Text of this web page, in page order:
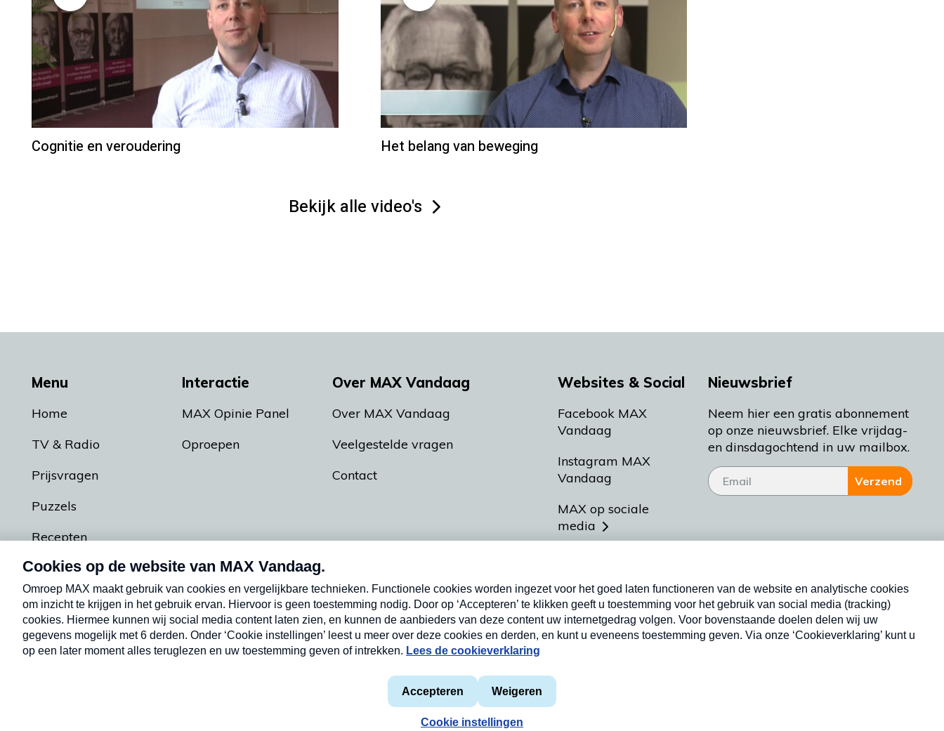
Cognitie en veroudering Het belang van beweging
Bekijk alle video's
Menu
Home
TV & Radio
Prijsvragen
Puzzels
Recepten
Podcasts
Interactie
MAX Opinie Panel
Oproepen
Over MAX Vandaag
Over MAX Vandaag
Veelgestelde vragen
Contact
Websites & Social
Facebook MAX
Vandaag
Instagram MAX
Vandaag
MAX op sociale
media
Meldpunt Actueel
Heel Holland Bakt
Nieuwsbrief
Neem hier een gratis abonnement
op onze nieuwsbrief. Elke vrijdag-
en dinsdagochtend in uw mailbox.
Verzend
Privacyverklaring
Cookieverklaring
Nieuwsbrief
Neem hier een gratis abonnement op onze